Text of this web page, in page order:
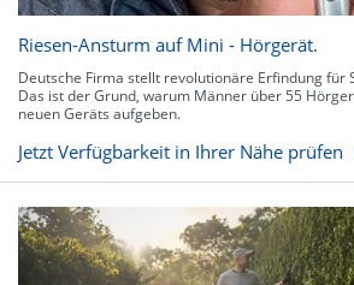
Riesen-Ansturm auf Mini - Hörgerät.
Deutsche Firma stellt revolutionäre Erfindung für
Das ist der Grund, warum Männer über 55
neuen Geräts aufgeben.
Jetzt Verfügbarkeit in Ihrer Nähe prüfen